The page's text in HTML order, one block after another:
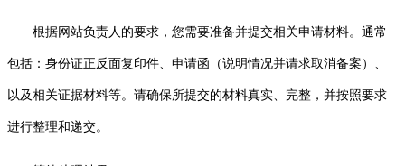
根据网站负责人的要求，您需要准备并提交相关申请材料。通常
包括：身份证正反面复印件、申请函（说明情况并请求取消备案）、
以及相关证据材料等。请确保所提交的材料真实、完整，并按照要求
进行整理和递交。